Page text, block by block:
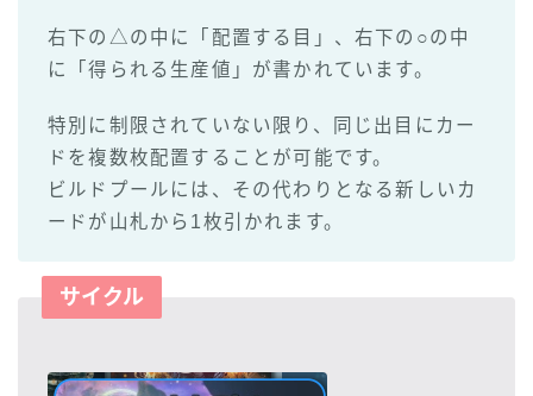
右下の△の中に「配置する目」、右下の○の中
に「得られる生産値」が書かれています。
特別に制限されていない限り、同じ出目にカー
ドを複数枚配置することが可能です。
ビルドプールには、その代わりとなる新しいカ
ードが山札から1枚引かれます。
サイクル